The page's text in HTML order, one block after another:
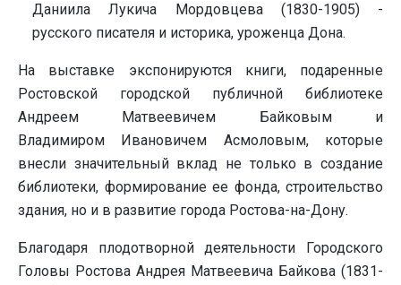
Даниила Лукича Мордовцева (1830-1905) -
русского писателя и историка, уроженца Дона.
На выставке экспонируются книги, подаренные
Ростовской городской публичной библиотеке
Андреем Матвеевичем Байковым и
Владимиром Ивановичем Асмоловым, которые
внесли значительный вклад не только в создание
библиотеки, формирование ее фонда, строительство
здания, но и в развитие города Ростова-на-Дону.
Благодаря плодотворной деятельности Городского
Головы Ростова Андрея Матвеевича Байкова (1831-